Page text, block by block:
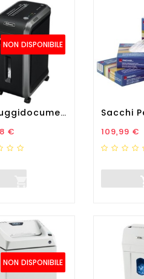
NON DISPONIBILE
Distruggidocumenti 99CI - A...
€
Sacchi
Prezzo
109,99 €
NON DISPONIBILE